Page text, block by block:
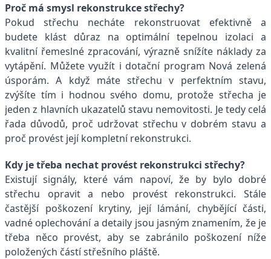
Proč má smysl rekonstrukce střechy?
Pokud střechu necháte rekonstruovat efektivně a
budete klást důraz na optimální tepelnou izolaci a
kvalitní řemeslné zpracování, výrazně snížíte náklady za
vytápění. Můžete využít i dotační program Nová zelená
úsporám. A když máte střechu v perfektním stavu,
zvýšíte tím i hodnou svého domu, protože střecha je
jeden z hlavních ukazatelů stavu nemovitosti. Je tedy celá
řada důvodů, proč udržovat střechu v dobrém stavu a
proč provést její kompletní rekonstrukci.
Kdy je třeba nechat provést rekonstrukci střechy?
Existují signály, které vám napoví, že by bylo dobré
střechu opravit a nebo provést rekonstrukci. Stále
častější poškození krytiny, její lámání, chybějící části,
vadné oplechování a detaily jsou jasným znamením, že je
třeba něco provést, aby se zabránilo poškození níže
položených částí střešního pláště.